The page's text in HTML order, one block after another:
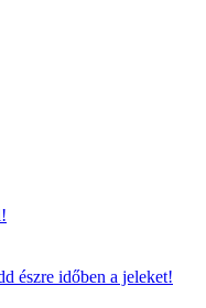
észre időben a jeleket!